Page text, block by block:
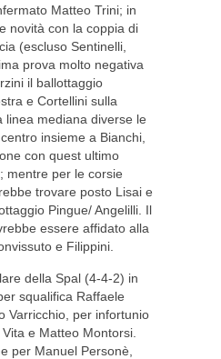
Matteo Trini; in
novità con la coppia di
(escluso Sentinelli,
prova molto negativa
il ballottaggio
e Cortellini sulla
linea mediana diverse le
insieme a Bianchi,
con quest ultimo
mentre per le corsie
trovare posto Lisai e
Pingue/ Angelilli. Il
essere affidato alla
e Filippini.
della Spal (4-4-2) in
squalifica Raffaele
Varricchio, per infortunio
e Matteo Montorsi.
per Manuel Personè,